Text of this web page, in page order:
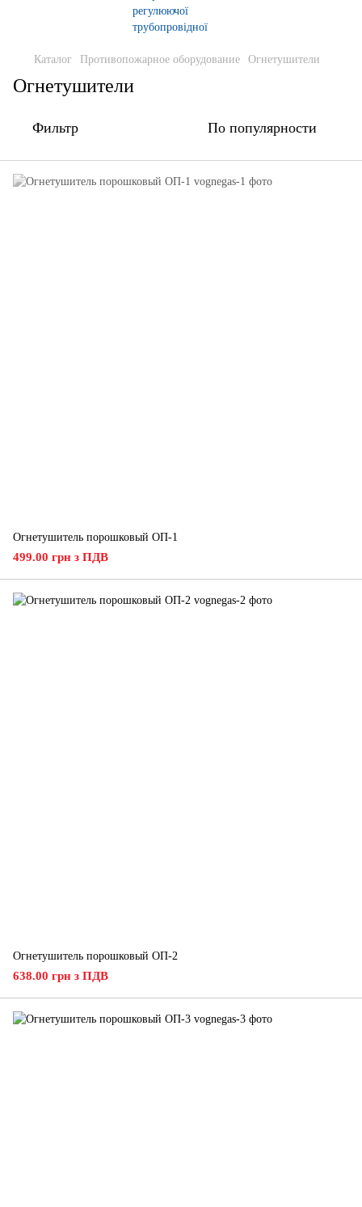
Каталог Противопожарное оборудование Огнетушители
Огнетушители
Фильтр По популярности
Огнетушитель порошковый ОП-1
499.00 грн з ПДВ
Огнетушитель порошковый ОП-2
638.00 грн з ПДВ